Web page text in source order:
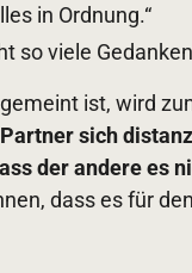
in Ordnung.“
so viele
ist, wird
sich
der andere es
dass es für